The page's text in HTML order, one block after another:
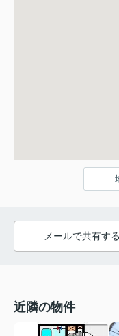
メールで共有する
近隣の物件